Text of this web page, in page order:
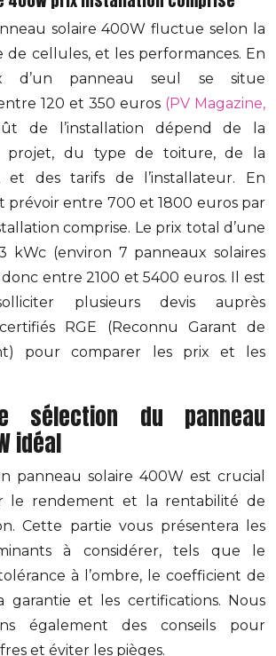
solaire 400W fluctue selon la
de cellules, et les performances. En
d’un panneau seul se situe
120 et 350 euros (PV Magazine,
de l’installation dépend de la
projet, du type de toiture, de la
et des tarifs de l’installateur. En
prévoir entre 700 et 1800 euros par
comprise. Le prix total d’une
kWc (environ 7 panneaux solaires
entre 2100 et 5400 euros. Il est
plusieurs devis auprès
RGE (Reconnu Garant de
pour comparer les prix et les
sélection du panneau
idéal
panneau solaire 400W est crucial
le rendement et la rentabilité de
Cette partie vous présentera les
à considérer, tels que le
à l’ombre, le coefficient de
garantie et les certifications. Nous
également des conseils pour
et éviter les pièges.